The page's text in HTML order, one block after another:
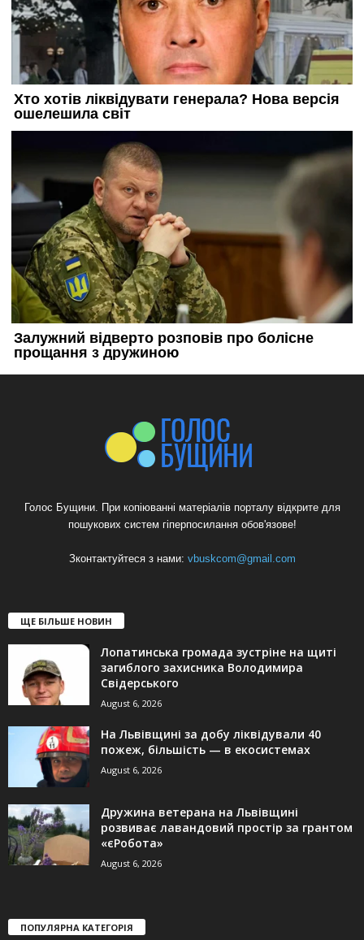
Голос Бущини. При копіюванні матеріалів порталу відкрите для
пошукових систем гіперпосилання обов'язове!
Зконтактуйтеся з нами: vbuskcom@gmail.com
ЩЕ БІЛЬШЕ НОВИН
Лопатинська громада зустріне на щиті
загиблого захисника Володимира
Свідерського
August 6, 2026
На Львівщині за добу ліквідували 40
пожеж, більшість — в екосистемах
August 6, 2026
Дружина ветерана на Львівщині
розвиває лавандовий простір за грантом
«єРобота»
August 6, 2026
ПОПУЛЯРНА КАТЕГОРІЯ